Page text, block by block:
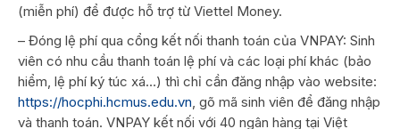
(miễn phí) để được hỗ trợ từ Viettel Money.
– Đóng lệ phí qua cổng kết nối thanh toán của VNPAY: Sinh
viên có nhu cầu thanh toán lệ phí và các loại phí khác (bảo
hiểm, lệ phí ký túc xá…) thì chỉ cần đăng nhập vào website:
https://hocphi.hcmus.edu.vn, gõ mã sinh viên để đăng nhập
và thanh toán. VNPAY kết nối với 40 ngân hàng tại Việt